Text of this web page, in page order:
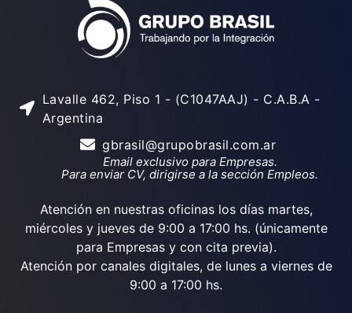
Lavalle 462, Piso 1 - (C1047AAJ) - C.A.B.A -
Argentina
gbrasil@grupobrasil.com.ar
Email exclusivo para Empresas.
Para enviar CV, dirigirse a la sección Empleos.
Atención en nuestras oficinas los días martes,
miércoles y jueves de 9:00 a 17:00 hs. (únicamente
para Empresas y con cita previa).
Atención por canales digitales, de lunes a viernes de
9:00 a 17:00 hs.